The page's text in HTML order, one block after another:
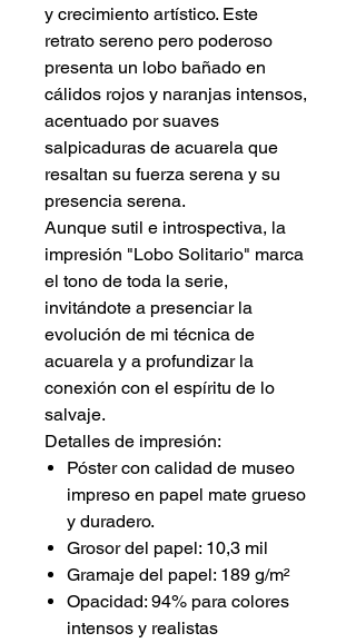
y crecimiento artístico. Este
retrato sereno pero poderoso
presenta un lobo bañado en
cálidos rojos y naranjas intensos,
acentuado por suaves
salpicaduras de acuarela que
resaltan su fuerza serena y su
presencia serena.
Aunque sutil e introspectiva, la
impresión "Lobo Solitario" marca
el tono de toda la serie,
invitándote a presenciar la
evolución de mi técnica de
acuarela y a profundizar la
conexión con el espíritu de lo
salvaje.
Detalles de impresión:
Póster con calidad de museo
impreso en papel mate grueso
y duradero.
Grosor del papel: 10,3 mil
Gramaje del papel: 189 g/m²
Opacidad: 94% para colores
intensos y realistas